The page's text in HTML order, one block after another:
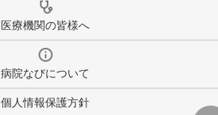
医療機関の皆様へ
病院なびについて
個人情報保護方針